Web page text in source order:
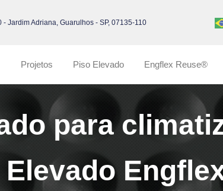
- Jardim Adriana, Guarulhos - SP, 07135-110
Projetos Piso Elevado Engflex Reuse®
para
Elevado